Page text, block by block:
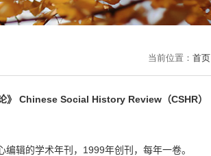
当前位置： 首页
》 Chinese Social History Review（CSHR）
编辑的学术年刊， 1999年创刊，每年一卷。